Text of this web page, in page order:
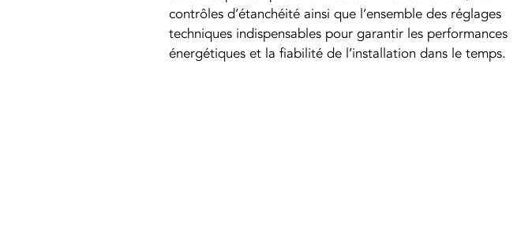
contrôles d’étanchéité ainsi que l’ensemble des réglages
techniques indispensables pour garantir les performances
énergétiques et la fiabilité de l’installation dans le temps.